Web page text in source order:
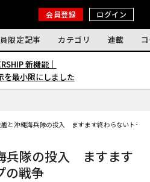
会員登録 ログイン
限定記事 カテゴリ 連載
新機能｜
を最小限にしました
と沖縄海兵隊の投入 ますます終わらないトラン
兵隊の投入 ますます
の戦争